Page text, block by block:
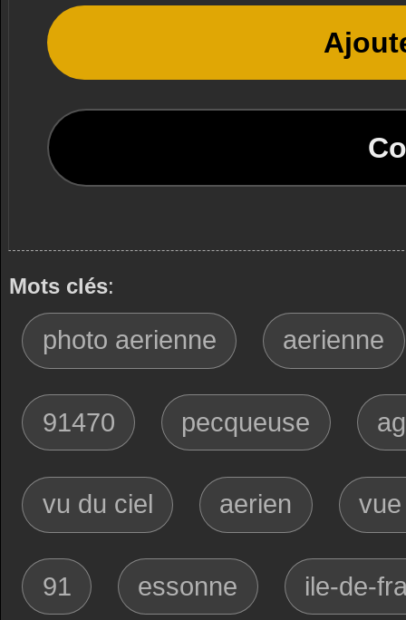
Mots clés:
photo aerienne aerienne
91470 pecqueuse
vu du ciel aerien
91 essonne ile-de-